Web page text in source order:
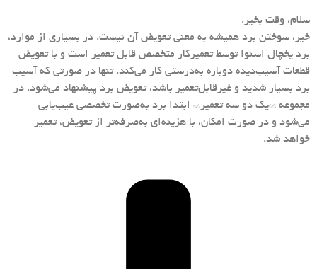
سلام، وقت بخیر.
خیر، سوختن برد همیشه به معنی تعویض آن نیست. در بسیاری از موارد،
برد یخچال اسنوا توسط تعمیرکار متخصص قابل تعمیر است و با تعویض
قطعات آسیب‌دیده دوباره به‌درستی کار می‌کند. تنها در صورتی که آسیب
برد بسیار شدید و غیرقابل‌تعمیر باشد، تعویض برد پیشنهاد می‌شود. در
مجموعه **یک دو سه تعمیر** ابتدا برد به‌صورت تخصصی عیب‌یابی
می‌شود و در صورت امکان، با هزینه‌ای به‌صرفه‌تر از تعویض، تعمیر
خواهد شد.